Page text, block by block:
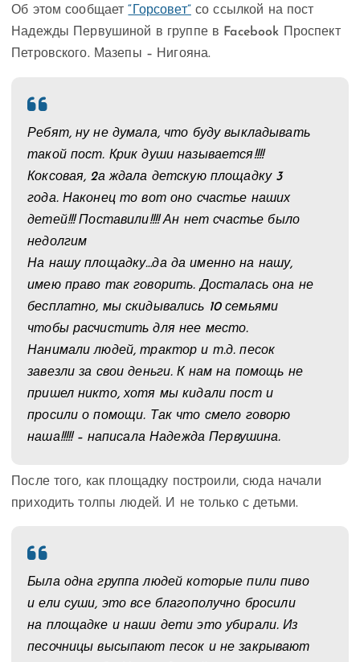
Об этом сообщает“Горсовет” со ссылкой на пост
Надежды Первушиной в группе в Facebook Проспект
Петровского. Мазепы – Нигояна.
Ребят, ну не думала, что буду выкладывать
такой пост. Крик души называется!!!!
Коксовая, 2а ждала детскую площадку 3
года. Наконец то вот оно счастье наших
детей!!! Поставили!!!! Ан нет счастье было
недолгим
На нашу площадку…да да именно на нашу,
имею право так говорить. Досталась она не
бесплатно, мы скидывались 10 семьями
чтобы расчистить для нее место.
Нанимали людей, трактор и т.д. песок
завезли за свои деньги. К нам на помощь не
пришел никто, хотя мы кидали пост и
просили о помощи. Так что смело говорю
наша!!!!! – написала Надежда Первушина.
После того, как площадку построили, сюда начали
приходить толпы людей. И не только с детьми.
Была одна группа людей которые пили пиво
и ели суши, это все благополучно бросили
на площадке и наши дети это убирали. Из
песочницы высыпают песок и не закрывают